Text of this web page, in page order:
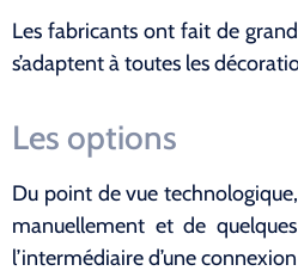
Les fabricants ont fait de
s’adaptent à toutes les
Les options
Du point de vue
manuellement et de
l’intermédiaire d’une